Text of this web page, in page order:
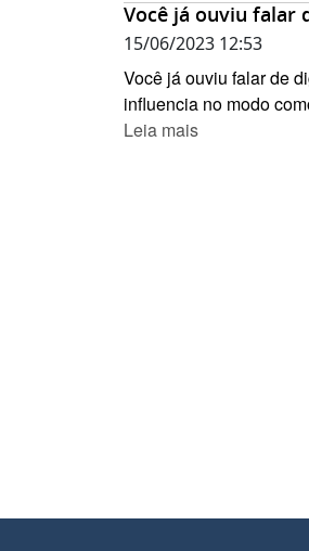
Você já ouviu falar
15/06/2023 12:53
Você já ouviu falar de
influencia no modo
Leia mais